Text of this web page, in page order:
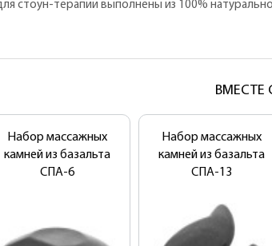
стоун-терапии выполнены из 100%
ВМЕСТЕ
Набор массажных
камней из базальта
СПА-6
Набор массажных
камней из базальта
СПА-13